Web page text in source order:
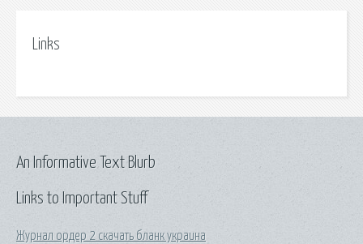
Links
Links to Important Stuff
Журнал ордер 2 скачать бланк украина
An Informative Text Blurb